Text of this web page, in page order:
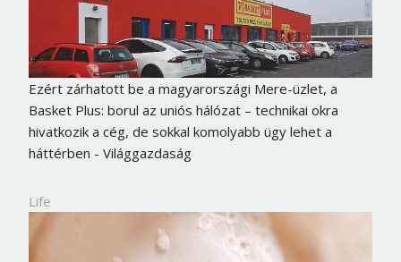
Ezért zárhatott be a magyarországi Mere-üzlet, a
Basket Plus: borul az uniós hálózat – technikai okra
hivatkozik a cég, de sokkal komolyabb ügy lehet a
háttérben - Világgazdaság
Life